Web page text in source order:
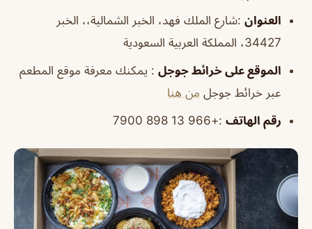
العنوان :شارع الملك فهد، الخبر الشمالية،، الخبر
34427، المملكة العربية السعودية
الموقع على خرائط جوجل : يمكنك معرفة موقع المطعم
عبر خرائط جوجل من هنا
رقم الهاتف :+966 13 898 7900